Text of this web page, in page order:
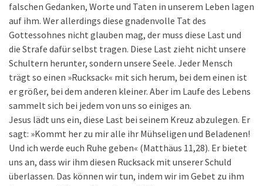
falschen Gedanken, Worte und Taten in unserem Leben lagen
auf ihm. Wer allerdings diese gnadenvolle Tat des
Gottessohnes nicht glauben mag, der muss diese Last und
die Strafe dafür selbst tragen. Diese Last zieht nicht unsere
Schultern herunter, sondern unsere Seele. Jeder Mensch
trägt so einen »Rucksack« mit sich herum, bei dem einen ist
er größer, bei dem anderen kleiner. Aber im Laufe des Lebens
sammelt sich bei jedem von uns so einiges an.
Jesus lädt uns ein, diese Last bei seinem Kreuz abzulegen. Er
sagt: »Kommt her zu mir alle ihr Mühseligen und Beladenen!
Und ich werde euch Ruhe geben« (Matthäus 11,28). Er bietet
uns an, dass wir ihm diesen Rucksack mit unserer Schuld
überlassen. Das können wir tun, indem wir im Gebet zu ihm